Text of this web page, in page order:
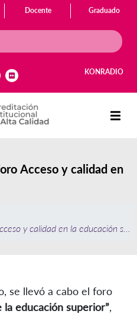
Docente Graduado
KONRADIO
Acceso y calidad en
y calidad en la educación
se llevó a cabo el foro
la educación superior”,